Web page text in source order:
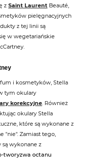
z Saint Laurent Beauté,
pielęgnacyjnych
z tej linii są
w wegetariańskie
i kosmetyków, Stella
tym okulary
korekcyjne. Również
okulary Stella
które są wykonane z
"nie". Zamiast tego,
są wykonane z
tworyzwa octanu